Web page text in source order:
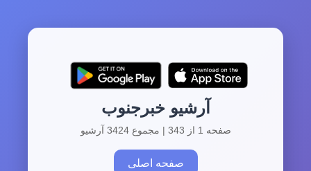
آرشیو خبرجنوب
صفحه 1 از 343 | مجموع 3424 آرشیو
صفحه اصلی